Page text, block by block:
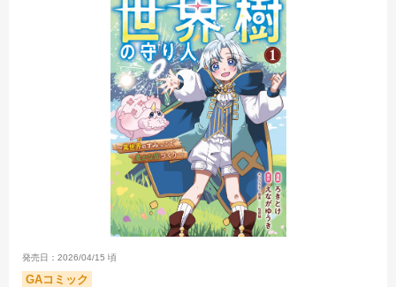
発売日：2026/04/15 頃
GAコミック